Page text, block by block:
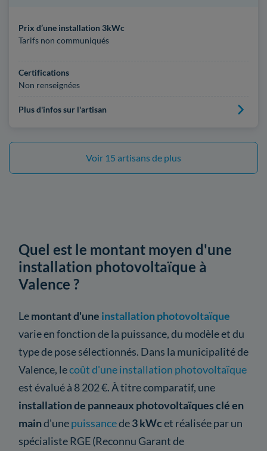
Prix d’une installation 3kWc
Tarifs non communiqués
Certifications
Non renseignées
Plus d'infos sur l'artisan
Voir 15 artisans de plus
Quel est le montant moyen d'une
installation photovoltaïque à
Valence ?
Lemontant d'une installation photovoltaïque
varie en fonction de la puissance, du modèle et du
type de pose sélectionnés. Dans la municipalité de
Valence, lecoût d'une installation photovoltaïque
est évalué à 8 202 €. À titre comparatif, une
installation de panneaux photovoltaïques clé en
maind'unepuissancede3 kWcet réalisée par un
spécialiste RGE (Reconnu Garant de